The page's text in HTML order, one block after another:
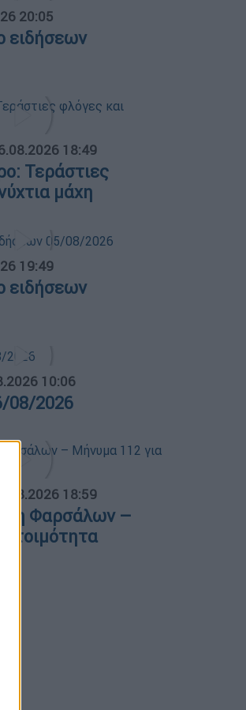
20:05
ειδήσεων
18:49
Τεράστιες
μάχη
19:49
ειδήσεων
10:06
08/2026
18:59
Φαρσάλων –